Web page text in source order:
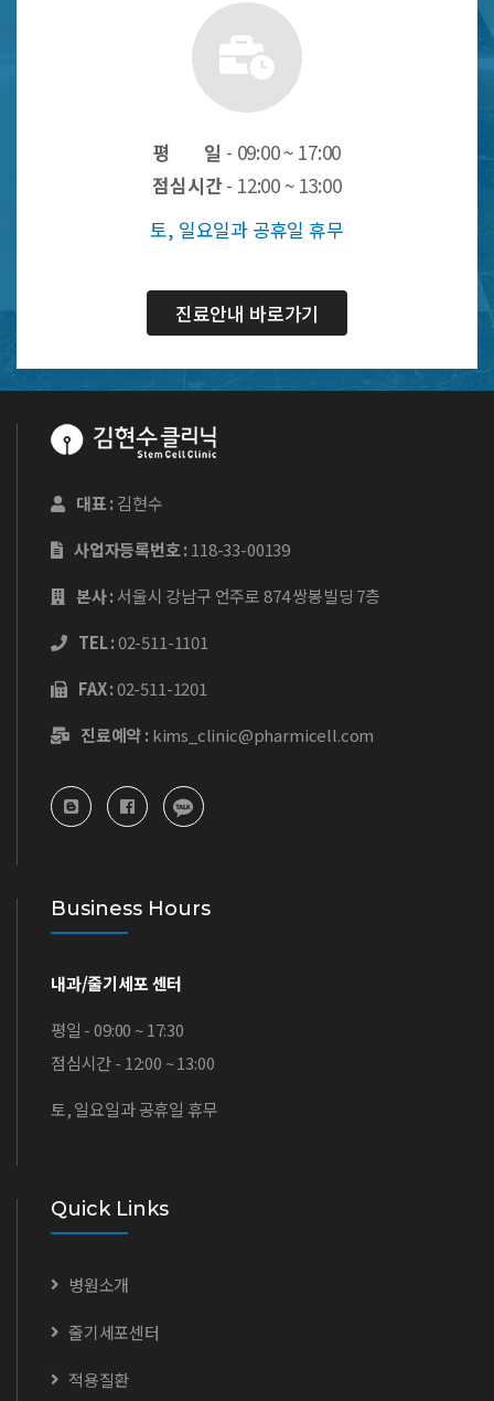
평 일 - 09:00 ~ 17:00
점심시간 - 12:00 ~ 13:00
토, 일요일과 공휴일 휴무
진료안내 바로가기
대표 :김현수
사업자등록번호 :118-33-00139
본사 :서울시 강남구 언주로 874 쌍봉빌딩 7층
TEL :02-511-1101
FAX :02-511-1201
진료예약 :kims_clinic@pharmicell.com
Business Hours
내과/줄기세포 센터
평일 - 09:00 ~ 17:30
점심시간 - 12:00 ~ 13:00
토, 일요일과 공휴일 휴무
Quick Links
병원소개
줄기세포센터
적용질환